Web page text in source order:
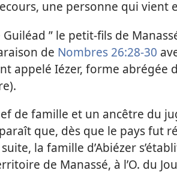
une personne qui vient
Guiléad ” le petit-fils de
de Nombres 26:28-30
appelé Iézer, forme abrégée
de famille et un ancêtre du
que, dès que le pays fut
la famille d’Abiézer
de Manassé, à l’O. du